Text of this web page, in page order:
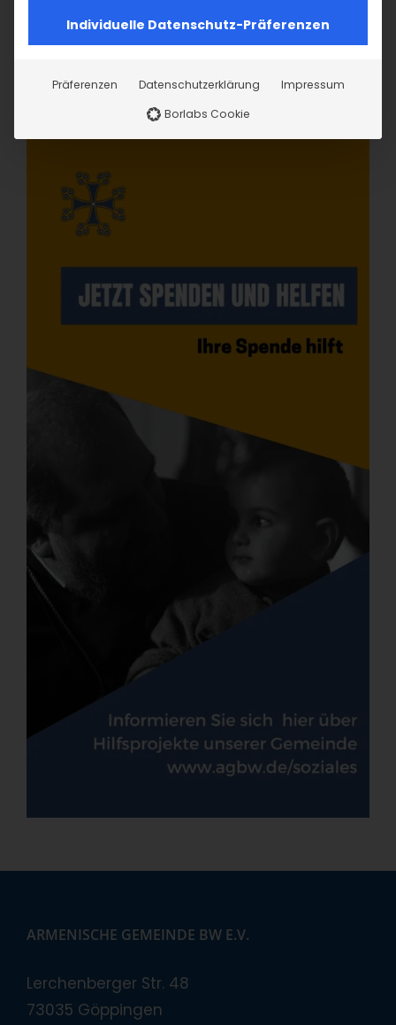
ARMENISCHE GEMEINDE BW E.V.
Lerchenberger Str. 48
73035 Göppingen
Individuelle Datenschutz-Präferenzen
Präferenzen Datenschutzerklärung
Impressum
Borlabs Cookie